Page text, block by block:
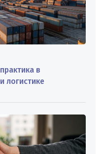
в
логистике